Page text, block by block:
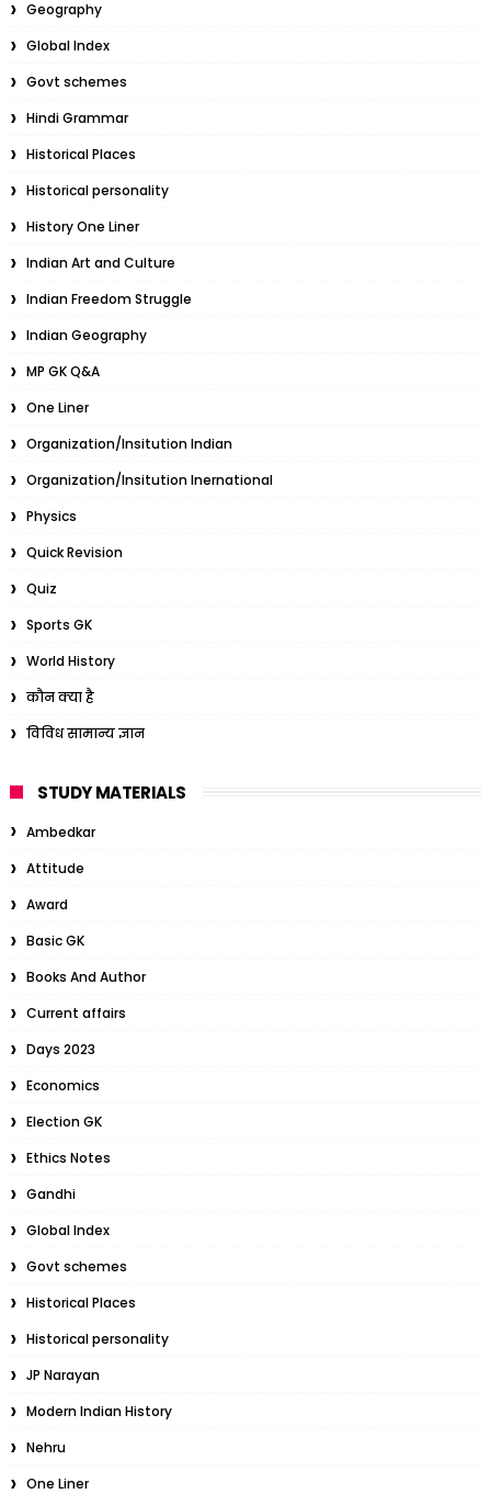
Geography
Global Index
Govt schemes
Hindi Grammar
Historical Places
Historical personality
History One Liner
Indian Art and Culture
Indian Freedom Struggle
Indian Geography
MP GK Q&A
One Liner
Organization/Insitution Indian
Organization/Insitution Inernational
Physics
Quick Revision
Quiz
Sports GK
World History
कौन क्या है
विविध सामान्य ज्ञान
STUDY MATERIALS
Ambedkar
Attitude
Award
Basic GK
Books And Author
Current affairs
Days 2023
Economics
Election GK
Ethics Notes
Gandhi
Global Index
Govt schemes
Historical Places
Historical personality
JP Narayan
Modern Indian History
Nehru
One Liner